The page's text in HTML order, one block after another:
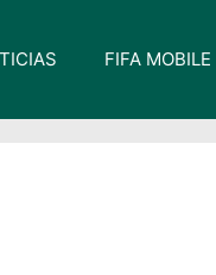
FIFA MOBILE